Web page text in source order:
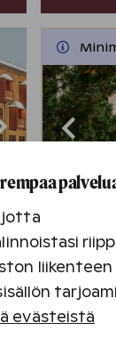
3,8
jotta
liikenteen
evästeistä